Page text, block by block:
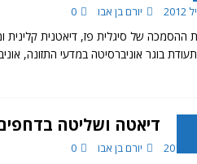
יורם בן אבו 0
ההסמכה של סיגלית פז, דיאטנית
בוגר אוניברסיטה במדעי התזונה,
דיאטה ושליטה
יורם בן אבו 0